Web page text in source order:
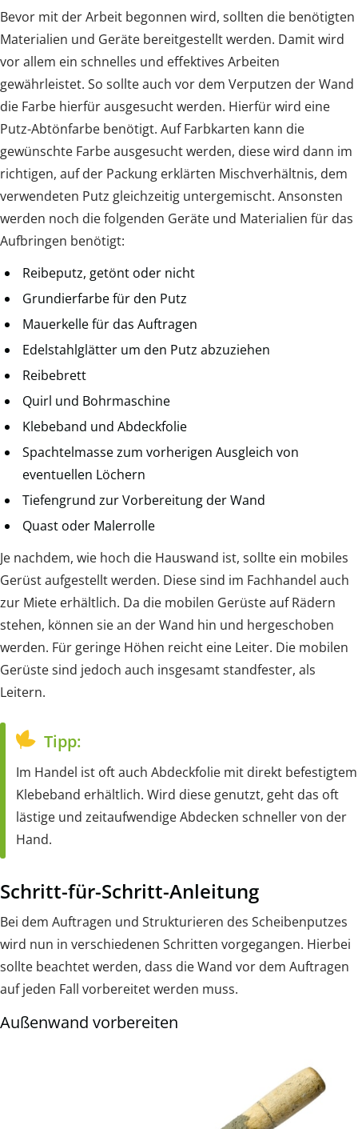
Bevor mit der Arbeit begonnen wird, sollten die benötigten
Materialien und Geräte bereitgestellt werden. Damit wird
vor allem ein schnelles und effektives Arbeiten
gewährleistet. So sollte auch vor dem Verputzen der Wand
die Farbe hierfür ausgesucht werden. Hierfür wird eine
Putz-Abtönfarbe benötigt. Auf Farbkarten kann die
gewünschte Farbe ausgesucht werden, diese wird dann im
richtigen, auf der Packung erklärten Mischverhältnis, dem
verwendeten Putz gleichzeitig untergemischt. Ansonsten
werden noch die folgenden Geräte und Materialien für das
Aufbringen benötigt:
Reibeputz, getönt oder nicht
Grundierfarbe für den Putz
Mauerkelle für das Auftragen
Edelstahlglätter um den Putz abzuziehen
Reibebrett
Quirl und Bohrmaschine
Klebeband und Abdeckfolie
Spachtelmasse zum vorherigen Ausgleich von
eventuellen Löchern
Tiefengrund zur Vorbereitung der Wand
Quast oder Malerrolle
Je nachdem, wie hoch die Hauswand ist, sollte ein mobiles
Gerüst aufgestellt werden. Diese sind im Fachhandel auch
zur Miete erhältlich. Da die mobilen Gerüste auf Rädern
stehen, können sie an der Wand hin und hergeschoben
werden. Für geringe Höhen reicht eine Leiter. Die mobilen
Gerüste sind jedoch auch insgesamt standfester, als
Leitern.
Tipp:
Im Handel ist oft auch Abdeckfolie mit direkt befestigtem
Klebeband erhältlich. Wird diese genutzt, geht das oft
lästige und zeitaufwendige Abdecken schneller von der
Hand.
Schritt-für-Schritt-Anleitung
Bei dem Auftragen und Strukturieren des Scheibenputzes
wird nun in verschiedenen Schritten vorgegangen. Hierbei
sollte beachtet werden, dass die Wand vor dem Auftragen
auf jeden Fall vorbereitet werden muss.
Außenwand vorbereiten